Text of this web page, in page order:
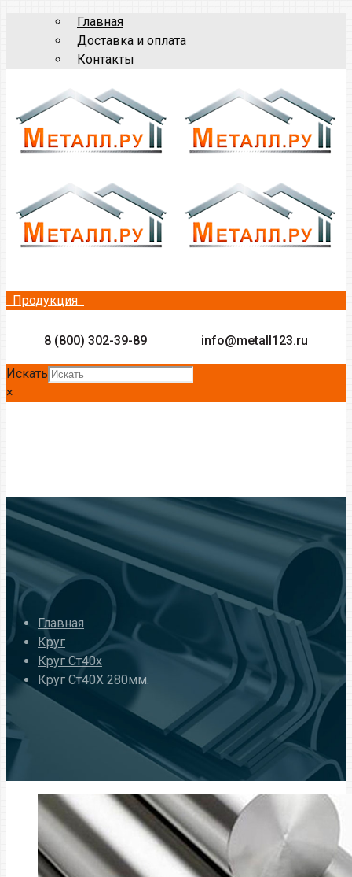
Главная
Доставка и оплата
Контакты
Продукция
8 (800) 302-39-89 info@metall123.ru
Искать
×
Главная
Круг
Круг Ст40х
Круг Ст40Х 280мм.